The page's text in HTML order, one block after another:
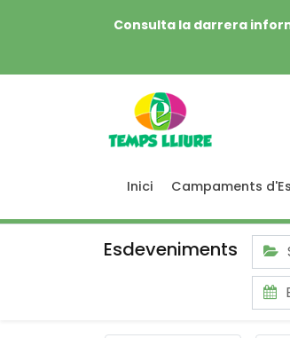
Consulta la darrera
Inici Campaments
Esdeveniments